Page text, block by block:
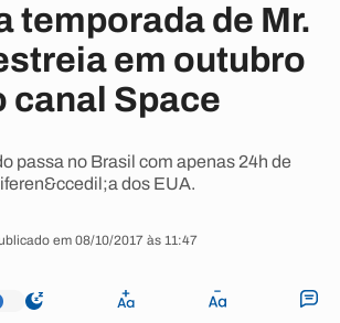
temporada de Mr.
em outubro
canal Space
passa no Brasil com apenas 24h de
dos EUA.
em 08/10/2017 às 11:47